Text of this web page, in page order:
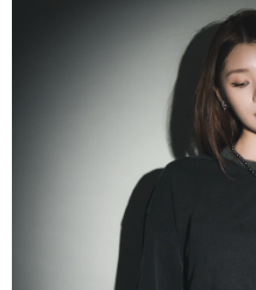
是否繳費成功／繳費後需取消欲退
https://
１．透過由恩沛科技股份有限公司
易，需依本服務之必要範圍內提供
權轉讓予恩沛科技股份有限公司。
２．關於個人資料處理事宜，請瀏
https://aftee.tw/terms/#terms3
３．未成年的使用者請事先徵得法
「AFTEE先享後付」，若未經同意
４．使用「AFTEE先享後付」時，
每筆NT$320，滿NT$8,000(含